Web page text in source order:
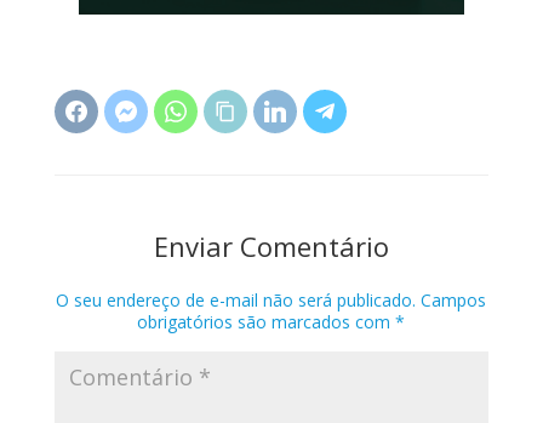
Enviar Comentário
O seu endereço de e-mail não será publicado. Campos
obrigatórios são marcados com*